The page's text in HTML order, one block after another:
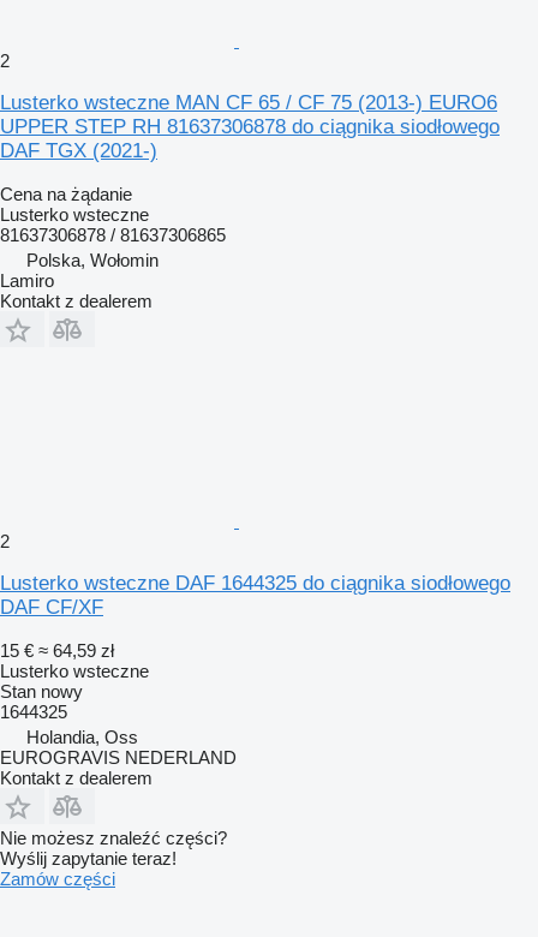
2
Lusterko wsteczne MAN CF 65 / CF 75 (2013-) EURO6
UPPER STEP RH 81637306878 do ciągnika siodłowego
DAF TGX (2021-)
Cena na żądanie
Lusterko wsteczne
81637306878 / 81637306865
Polska, Wołomin
Lamiro
Kontakt z dealerem
2
Lusterko wsteczne DAF 1644325 do ciągnika siodłowego
DAF CF/XF
15 € ≈ 64,59 zł
Lusterko wsteczne
Stan nowy
1644325
Holandia, Oss
EUROGRAVIS NEDERLAND
Kontakt z dealerem
Nie możesz znaleźć części?
Wyślij zapytanie teraz!
Zamów części